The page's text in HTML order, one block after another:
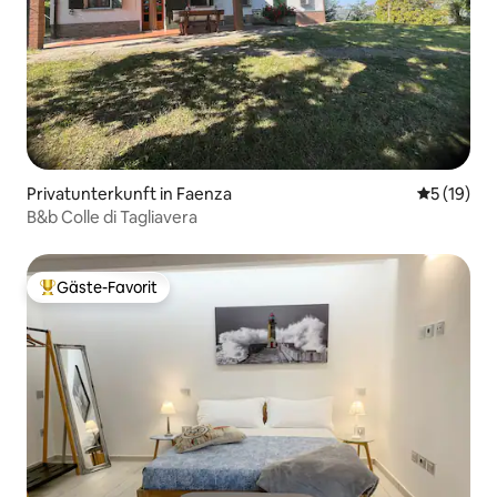
Privatunterkunft in Faenza
5 (19)
B&b Colle di Tagliavera
Beliebter Gäste-Favorit.
Gäste-Favorit